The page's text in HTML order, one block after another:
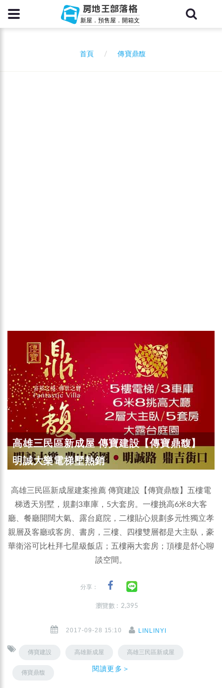
房地王部落格
新屋．預售屋．開箱文
首頁 傳寶鼎馥
高雄三民區新成屋 傳寶建設【傳寶鼎馥】
明誠大樂電梯墅熱銷
高雄三民區新成屋建案推薦 傳寶建設【傳寶鼎馥】五樓電
梯透天別墅，規劃3車庫，5大套房。一樓挑高6米8大客
廳、餐廳開闊大氣、露台庭院，二樓貼心規劃多元性獨立孝
親層及客廳或客房、書房，三樓、四樓雙層都是大主臥，豪
華衛浴可比杜拜七星級飯店；五樓兩大套房；頂樓是舒心聊
談空間。
分享：
瀏覽數 : 2,395
2017-09-28 15:10 LINLINYI
傳寶建設 高雄新成屋 高雄三民區新成屋
傳寶鼎馥 閱讀更多＞